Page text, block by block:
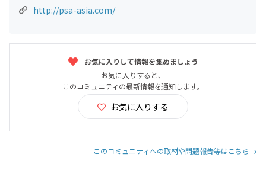
http://psa-asia.com/
お気に入りして情報を集めましょう
お気に入りすると、
このコミュニティの最新情報を通知します。
お気に入りする
このコミュニティへの取材や問題報告等はこちら